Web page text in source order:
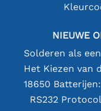
NIEUWE
RS232